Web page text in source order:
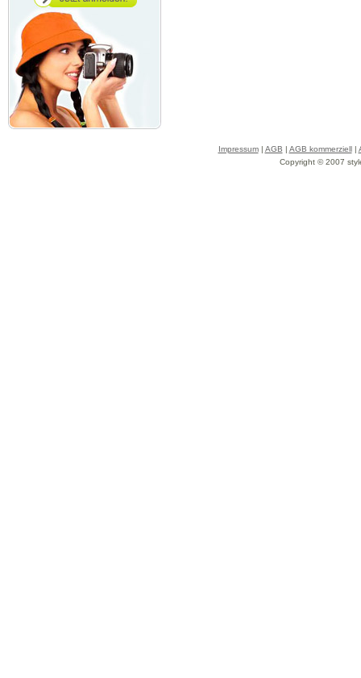
Impressum| AGB | AGB kommerziell|
Copyright © 2007